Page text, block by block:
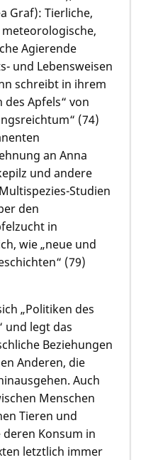
Graf): Tierliche,
Agierende
und Lebensweisen
schreibt in ihrem
des Apfels“ von
(74)
an Anna
und andere
Studien
den
in
wie „neue und
(79)
„Politiken des
und legt das
Beziehungen
Anderen, die
Auch
Menschen
Tieren und
Konsum in
letztlich immer